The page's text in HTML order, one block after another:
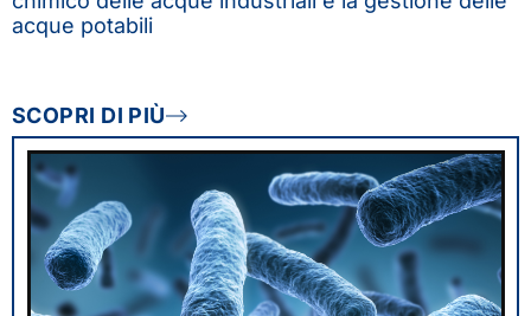
acque potabili
SCOPRI DI PIÙ